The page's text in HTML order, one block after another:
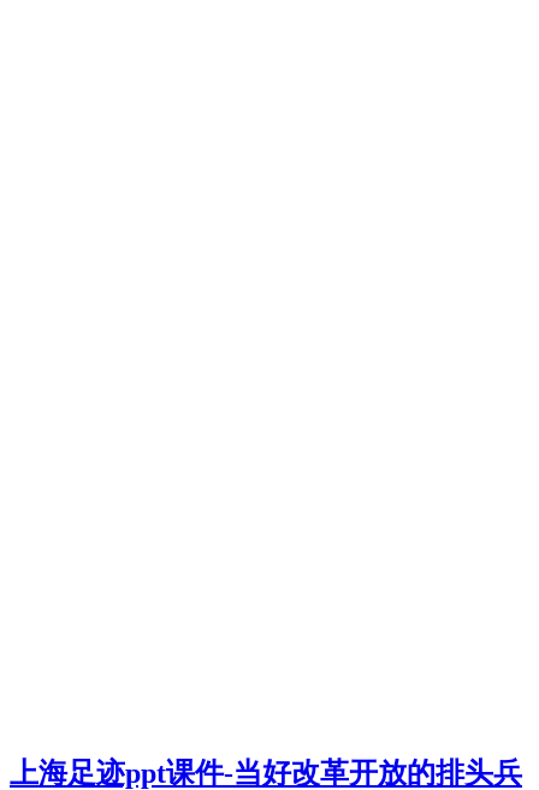
上海足迹ppt课件-当好改革开放的排头兵